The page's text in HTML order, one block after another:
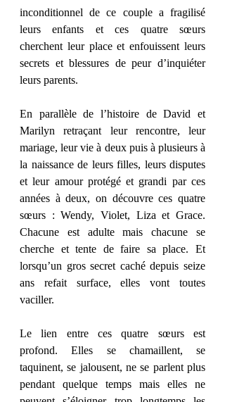
inconditionnel de ce couple a fragilisé
leurs enfants et ces quatre sœurs
cherchent leur place et enfouissent leurs
secrets et blessures de peur d’inquiéter
leurs parents.
En parallèle de l’histoire de David et
Marilyn retraçant leur rencontre, leur
mariage, leur vie à deux puis à plusieurs à
la naissance de leurs filles, leurs disputes
et leur amour protégé et grandi par ces
années à deux, on découvre ces quatre
sœurs : Wendy, Violet, Liza et Grace.
Chacune est adulte mais chacune se
cherche et tente de faire sa place. Et
lorsqu’un gros secret caché depuis seize
ans refait surface, elles vont toutes
vaciller.
Le lien entre ces quatre sœurs est
profond. Elles se chamaillent, se
taquinent, se jalousent, ne se parlent plus
pendant quelque temps mais elles ne